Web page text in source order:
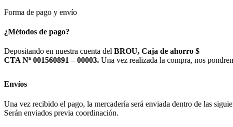
Forma de pago y envío
¿Métodos de pago?
Depositando en nuestra cuenta del BROU, Caja de ahorro $
CTA Nª 001560891 – 00003. Una vez realizada la compra, nos
Envíos
Una vez recibido el pago, la mercadería será enviada dentro de las
Serán enviados previa coordinación.